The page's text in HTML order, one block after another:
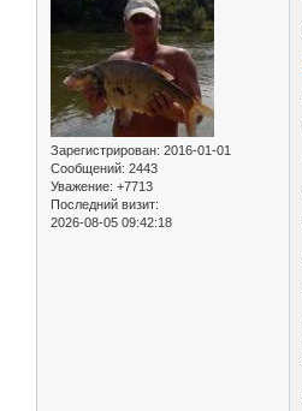
Зарегистрирован: 2016-01-01
Сообщений: 2443
Уважение: +7713
Последний визит:
2026-08-05 09:42:18